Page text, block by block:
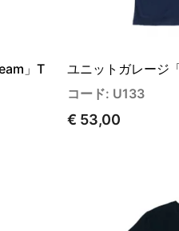
」T
ユニットガレージ
コード: U133
€ 53,00